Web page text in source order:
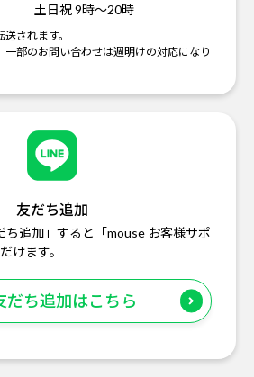
土日祝 9時～20時
されます。
部のお問い合わせは週明けの対応になり
友だち追加
ち追加」すると「mouse お客様サポ
けます。
だち追加はこちら